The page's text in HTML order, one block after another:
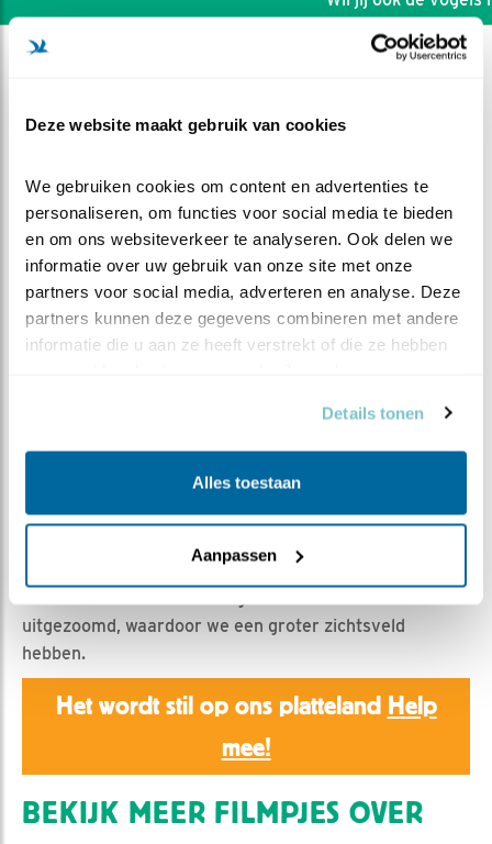
Deze website maakt gebruik van cookies
We gebruiken cookies om content en advertenties te
personaliseren, om functies voor social media te bieden
en om ons websiteverkeer te analyseren. Ook delen we
informatie over uw gebruik van onze site met onze
partners voor social media, adverteren en analyse. Deze
partners kunnen deze gegevens combineren met andere
informatie die u aan ze heeft verstrekt of die ze hebben
Details tonen
Alles toestaan
Aanpassen
Een zaterdagmiddag
Romke Visser | Geplaatst op 10 april 2022, 7:30 |
Vind ik leuk| Bewaar dit filmpje|
466x
Een typische aprilse hagelbui teisterde de polder.
uitgezoomd, waardoor we een groter zichtsveld
hebben.
Het wordt stil op ons platteland Help
mee!
BEKIJK MEER FILMPJES OVER